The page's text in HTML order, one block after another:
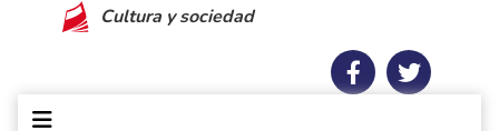
Cultura y sociedad